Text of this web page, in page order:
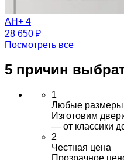
АН+ 4
28 650 ₽
Посмотреть все
5 причин
1
Любые размеры
Изготовим
— от классики
2
Честная цена